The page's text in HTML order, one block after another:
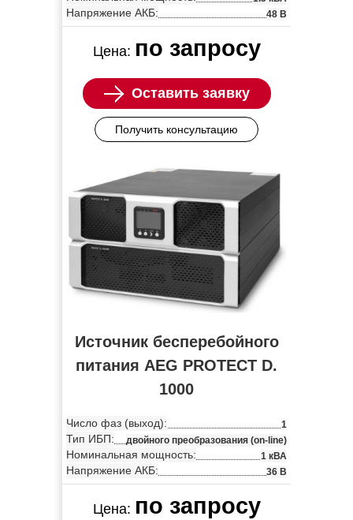
Напряжение АКБ: 48 В
Цена: по запросу
Оставить заявку
Получить консультацию
Источник бесперебойного
питания AEG PROTECT D.
1000
Число фаз (выход): 1
Тип ИБП: двойного преобразования (on-line)
Номинальная мощность: 1 кВА
Напряжение АКБ: 36 В
Цена: по запросу